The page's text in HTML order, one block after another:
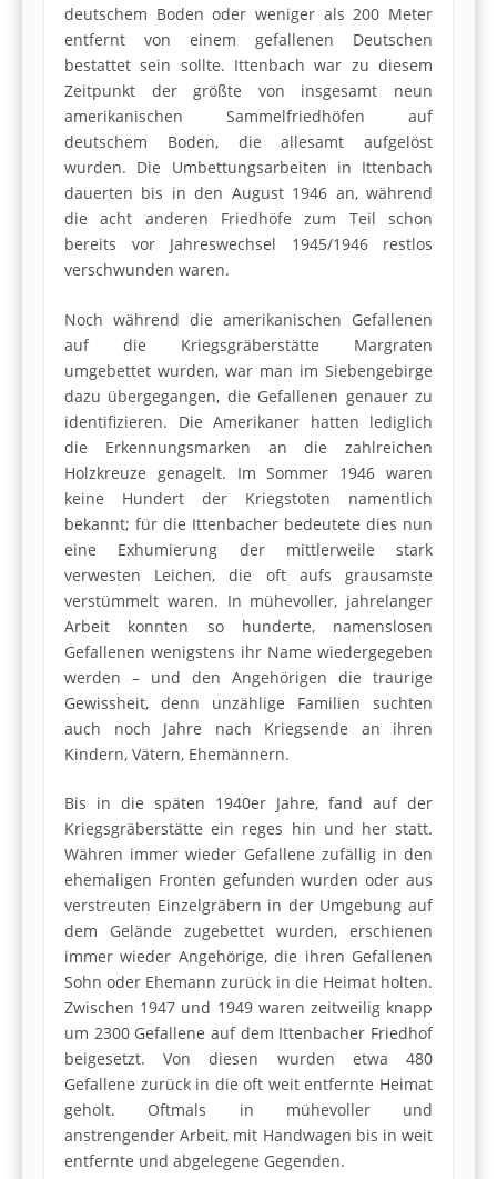
deutschem Boden oder weniger als 200 Meter
entfernt von einem gefallenen Deutschen
bestattet sein sollte. Ittenbach war zu diesem
Zeitpunkt der größte von insgesamt neun
amerikanischen Sammelfriedhöfen auf
deutschem Boden, die allesamt aufgelöst
wurden. Die Umbettungsarbeiten in Ittenbach
dauerten bis in den August 1946 an, während
die acht anderen Friedhöfe zum Teil schon
bereits vor Jahreswechsel 1945/1946 restlos
verschwunden waren.
Noch während die amerikanischen Gefallenen
auf die Kriegsgräberstätte Margraten
umgebettet wurden, war man im Siebengebirge
dazu übergegangen, die Gefallenen genauer zu
identifizieren. Die Amerikaner hatten lediglich
die Erkennungsmarken an die zahlreichen
Holzkreuze genagelt. Im Sommer 1946 waren
keine Hundert der Kriegstoten namentlich
bekannt; für die Ittenbacher bedeutete dies nun
eine Exhumierung der mittlerweile stark
verwesten Leichen, die oft aufs grausamste
verstümmelt waren. In mühevoller, jahrelanger
Arbeit konnten so hunderte, namenslosen
Gefallenen wenigstens ihr Name wiedergegeben
werden – und den Angehörigen die traurige
Gewissheit, denn unzählige Familien suchten
auch noch Jahre nach Kriegsende an ihren
Kindern, Vätern, Ehemännern.
Bis in die späten 1940er Jahre, fand auf der
Kriegsgräberstätte ein reges hin und her statt.
Währen immer wieder Gefallene zufällig in den
ehemaligen Fronten gefunden wurden oder aus
verstreuten Einzelgräbern in der Umgebung auf
dem Gelände zugebettet wurden, erschienen
immer wieder Angehörige, die ihren Gefallenen
Sohn oder Ehemann zurück in die Heimat holten.
Zwischen 1947 und 1949 waren zeitweilig knapp
um 2300 Gefallene auf dem Ittenbacher Friedhof
beigesetzt. Von diesen wurden etwa 480
Gefallene zurück in die oft weit entfernte Heimat
geholt. Oftmals in mühevoller und
anstrengender Arbeit, mit Handwagen bis in weit
entfernte und abgelegene Gegenden.